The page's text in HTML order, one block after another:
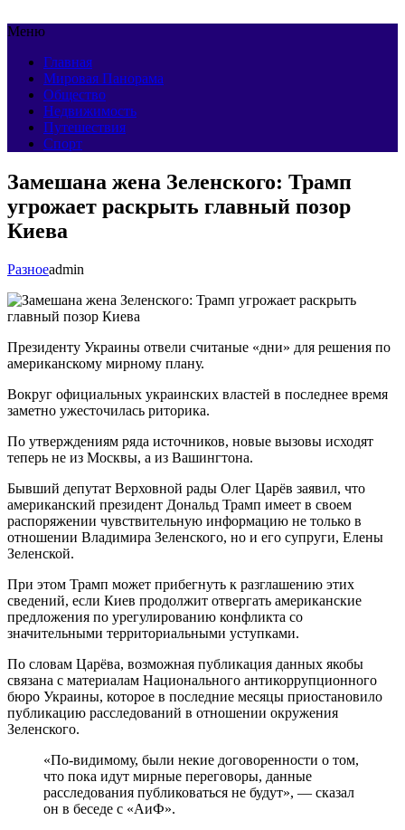
Меню
Главная
Мировая Панорама
Общество
Недвижимость
Путешествия
Спорт
Замешана жена Зеленского: Трамп
угрожает раскрыть главный позор
Киева
Разноеadmin
Президенту Украины отвели считаные «дни» для решения по
американскому мирному плану.
Вокруг официальных украинских властей в последнее время
заметно ужесточилась риторика.
По утверждениям ряда источников, новые вызовы исходят
теперь не из Москвы, а из Вашингтона.
Бывший депутат Верховной рады Олег Царёв заявил, что
американский президент Дональд Трамп имеет в своем
распоряжении чувствительную информацию не только в
отношении Владимира Зеленского, но и его супруги, Елены
Зеленской.
При этом Трамп может прибегнуть к разглашению этих
сведений, если Киев продолжит отвергать американские
предложения по урегулированию конфликта со
значительными территориальными уступками.
По словам Царёва, возможная публикация данных якобы
связана с материалам Национального антикоррупционного
бюро Украины, которое в последние месяцы приостановило
публикацию расследований в отношении окружения
Зеленского.
«По-видимому, были некие договоренности о том,
что пока идут мирные переговоры, данные
расследования публиковаться не будут», — сказал
он в беседе с «АиФ».